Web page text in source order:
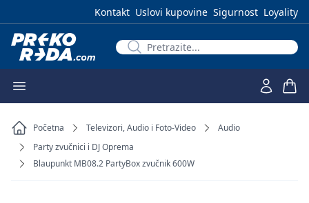
Kontakt Uslovi kupovine Sigurnost Loyality
Početna Televizori, Audio i Foto-Video
Audio
Party zvučnici i DJ Oprema
Blaupunkt MB08.2 PartyBox zvučnik 600W